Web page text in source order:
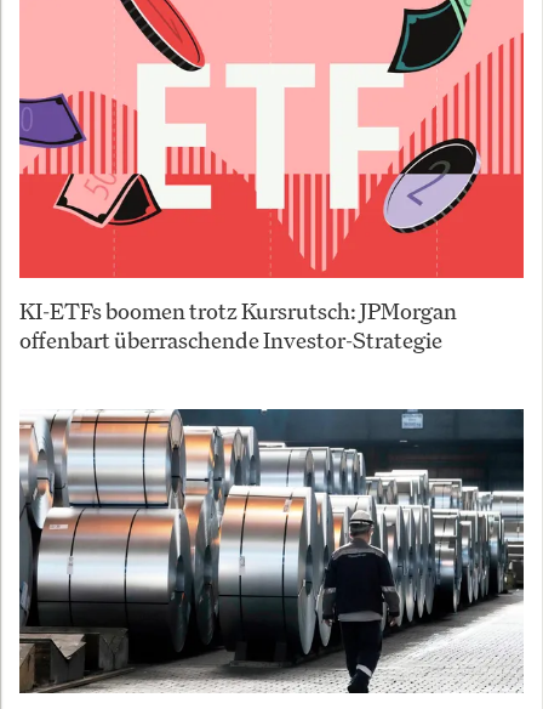
KI-ETFs boomen trotz Kursrutsch: JPMorgan
offenbart überraschende Investor-Strategie